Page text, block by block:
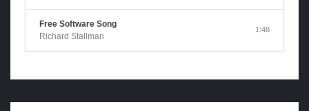
Free Software Song
Richard Stallman
1:48